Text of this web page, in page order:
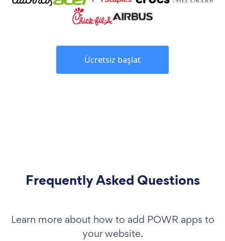
Ücretsiz başlat
Frequently Asked Questions
Learn more about how to add POWR apps to
your website.